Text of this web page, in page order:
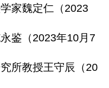
家魏定仁（2023
鉴（2023年10月7
所教授王守辰（20